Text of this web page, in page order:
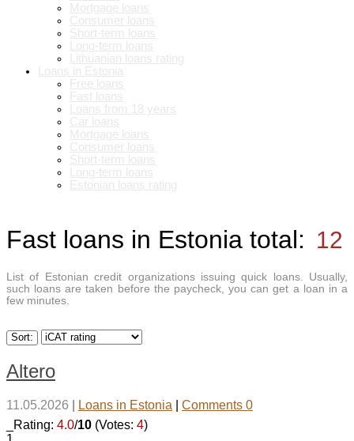
Fast loans in Estonia total: 12
List of Estonian credit organizations issuing quick loans. Usually,
such loans are taken before the paycheck, you can get a loan in a
few minutes.
Sort:
Altero
11.05.2026 Loans in Estonia
Comments 0
_Rating: 4.0/10 (Votes: 4)